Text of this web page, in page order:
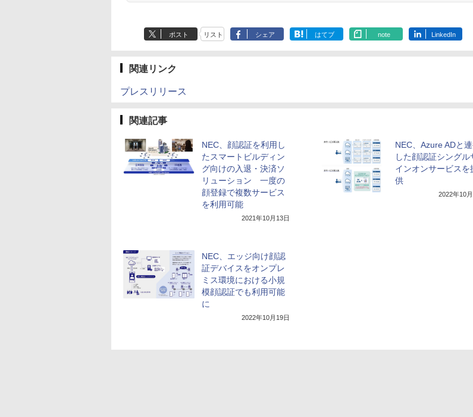
ポスト リスト シェア はてブ note LinkedIn
関連リンク
プレスリリース
関連記事
NEC、顔認証を利用し
たスマートビルディン
グ向けの入退・決済ソ
リューション 一度の
顔登録で複数サービス
を利用可能
2021年10月13日
NEC、Azure ADと
した顔認証シングル
インオンサービスを
供
2022年10
NEC、エッジ向け顔認
証デバイスをオンプレ
ミス環境における小規
模顔認証でも利用可能
に
2022年10月19日